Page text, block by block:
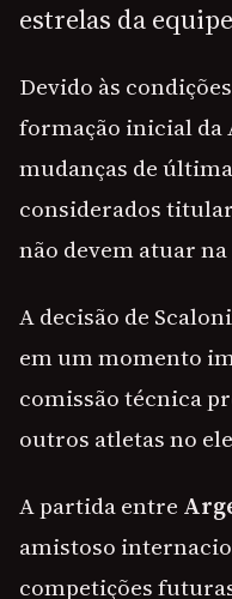
estrelas da
Devido às
formação inicial da
mudanças de
considerados
não devem atuar
A decisão de
em um momento
comissão técnica
outros atletas no
A partida entre
amistoso
competições